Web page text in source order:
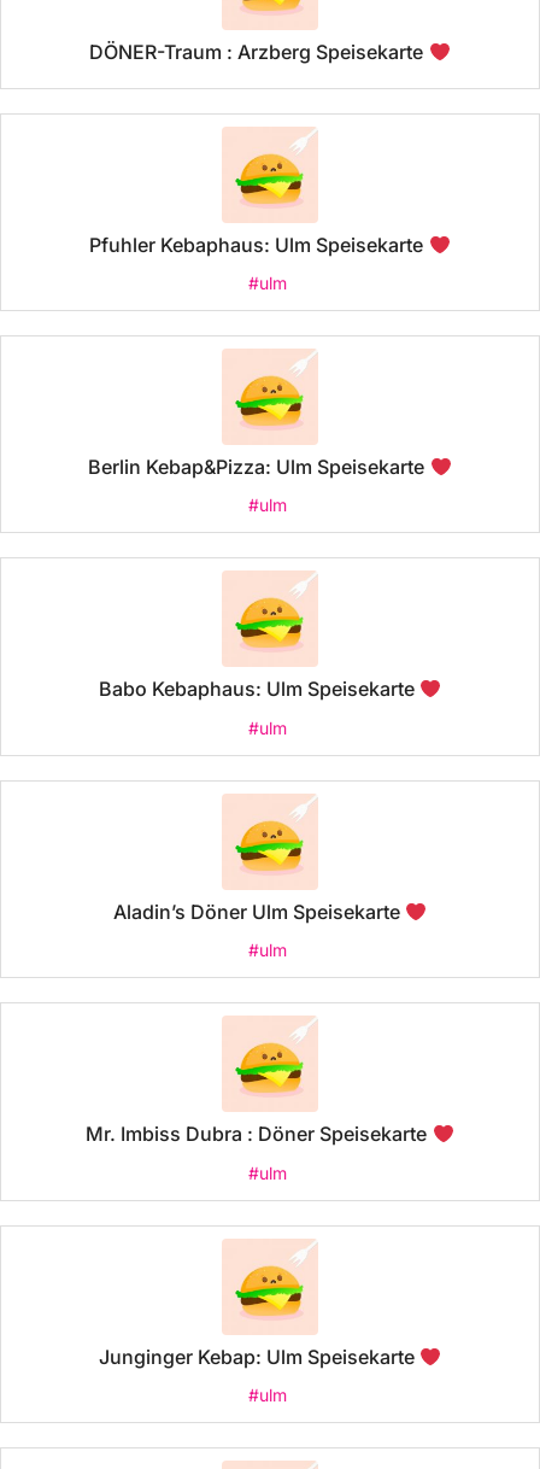
DÖNER-Traum : Arzberg Speisekarte
Pfuhler Kebaphaus: Ulm Speisekarte
#ulm
Berlin Kebap&Pizza: Ulm Speisekarte
#ulm
Babo Kebaphaus: Ulm Speisekarte
#ulm
Aladin’s Döner Ulm Speisekarte
#ulm
Mr. Imbiss Dubra : Döner Speisekarte
#ulm
Junginger Kebap: Ulm Speisekarte
#ulm